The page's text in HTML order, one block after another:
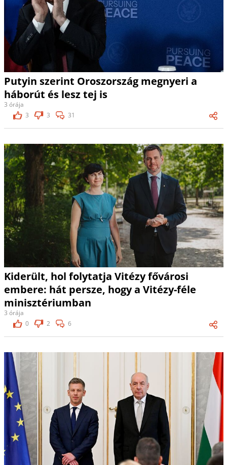
Putyin szerint Oroszország megnyeri a
háborút és lesz tej is
3 órája
3
3 31
Kiderült, hol folytatja Vitézy fővárosi
embere: hát persze, hogy a Vitézy-féle
minisztériumban
3 órája
0
2 6